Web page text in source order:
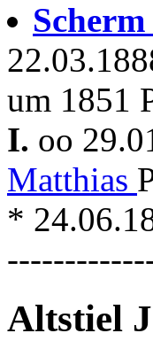
um 1851
I. oo
Matthias
*
Altstiel